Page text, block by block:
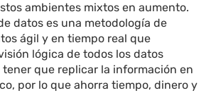
ambientes mixtos en aumento.
datos es una metodología de
ágil y en tiempo real que
lógica de todos los datos
que replicar la información en
por lo que ahorra tiempo, dinero y